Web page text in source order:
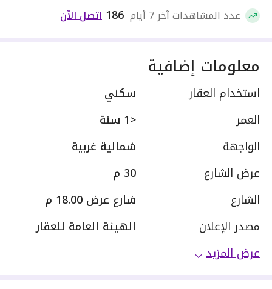
عدد المشاهدات آخر 7 أيام 186 اتصل الآن
معلومات إضافية
استخدام العقار
سكني
العمر
<1 سنة
الواجهة
شمالية غربية
عرض الشارع
30 م
الشارع
شارع عرض 18.00 م
مصدر الإعلان
الهيئة العامة للعقار
عرض المزيد